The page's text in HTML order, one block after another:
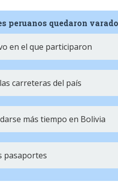
peruanos quedaron
en el que participaron
carreteras del país
más tiempo en Bolivia
pasaportes